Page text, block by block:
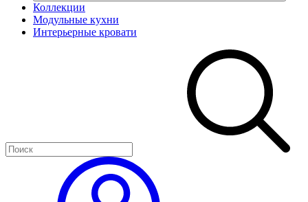
Коллекции
Модульные кухни
Интерьерные кровати